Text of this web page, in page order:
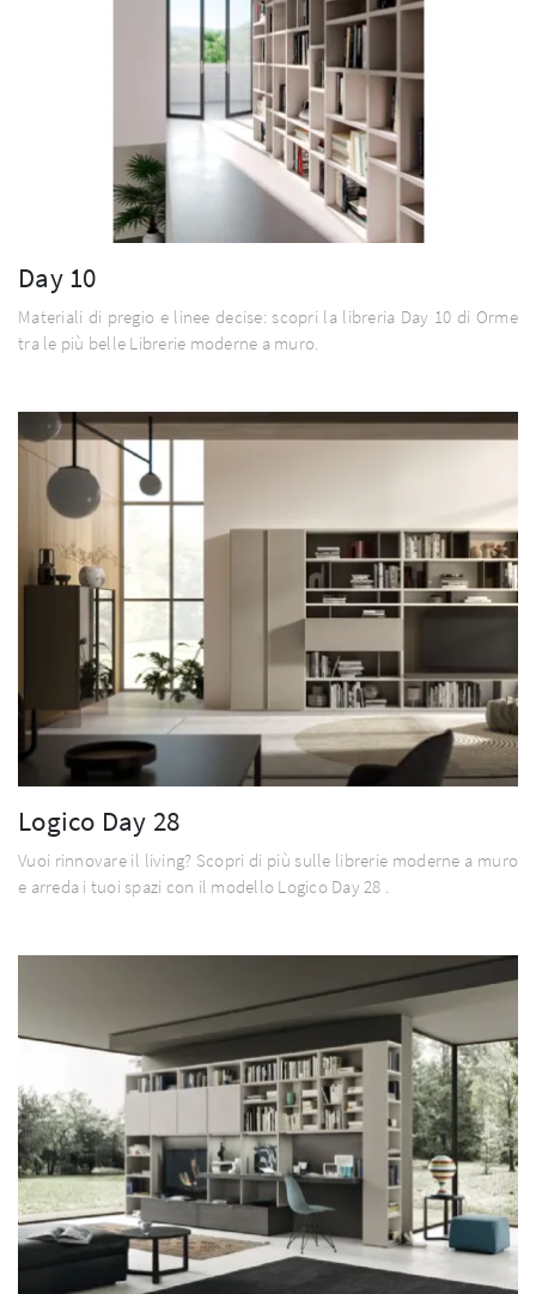
Day 10
Materiali di pregio e linee decise: scopri la libreria Day 10 di Orme
tra le più belle Librerie moderne a muro.
Logico Day 28
Vuoi rinnovare il living? Scopri di più sulle librerie moderne a muro
e arreda i tuoi spazi con il modello Logico Day 28 .